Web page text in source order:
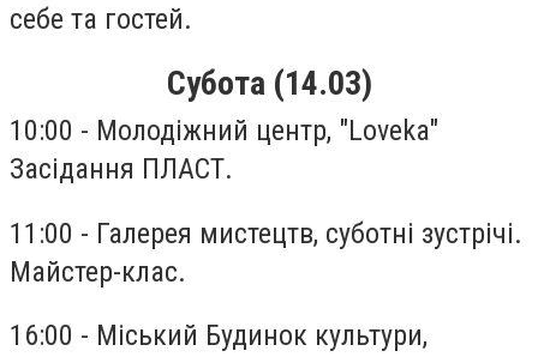
себе та гостей.
Субота (14.03)
10:00 - Молодіжний центр, "Loveka"
Засідання ПЛАСТ.
11:00 - Галерея мистецтв, суботні зустрічі.
Майстер-клас.
16:00 - Міський Будинок культури,